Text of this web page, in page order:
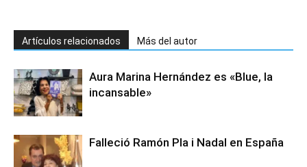
Artículos relacionados Más del autor
Aura Marina Hernández es «Blue, la
incansable»
Falleció Ramón Pla i Nadal en España